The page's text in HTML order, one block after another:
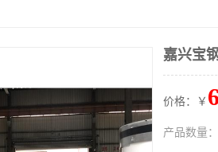
嘉兴宝
价格：￥
产品数量：